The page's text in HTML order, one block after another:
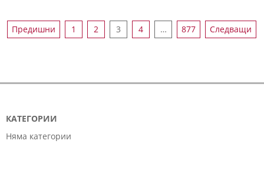
НАВИГАЦИЯ
Предишни 1 2 3 4 … 877 Следващи
КАТЕГОРИИ
Няма категории